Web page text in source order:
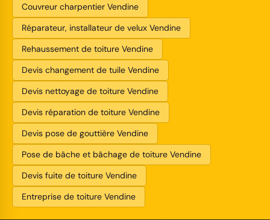
Couvreur charpentier Vendine
Réparateur, installateur de velux Vendine
Rehaussement de toiture Vendine
Devis changement de tuile Vendine
Devis nettoyage de toiture Vendine
Devis réparation de toiture Vendine
Devis pose de gouttière Vendine
Pose de bâche et bâchage de toiture Vendine
Devis fuite de toiture Vendine
Entreprise de toiture Vendine